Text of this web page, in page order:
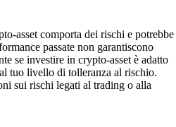
asset comporta dei rischi e potrebbe
passate non garantiscono
se investire in crypto-asset è adatto
tuo livello di tolleranza al rischio.
sui rischi legati al trading o alla